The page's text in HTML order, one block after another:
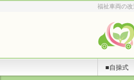
福祉車両の
■自操式